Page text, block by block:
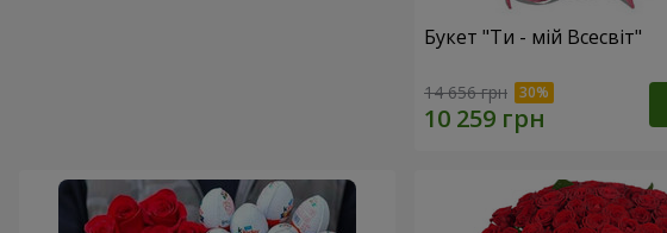
Букет "Ти - мій Всесвіт"
14 656 грн